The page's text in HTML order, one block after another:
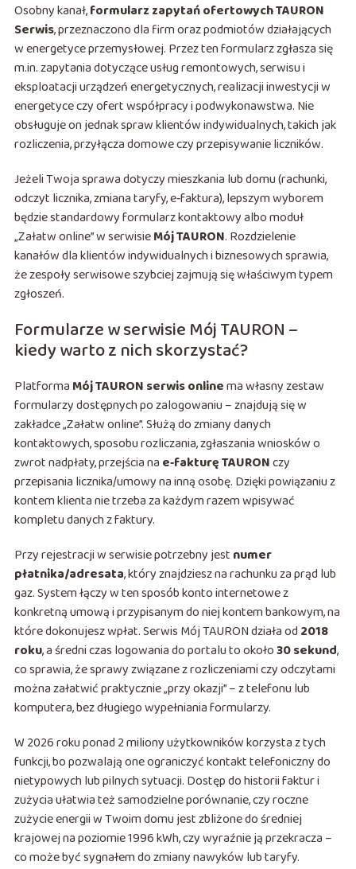
Osobny kanał,formularz zapytań ofertowych TAURON
Serwis, przeznaczono dla firm oraz podmiotów działających
w energetyce przemysłowej. Przez ten formularz zgłasza się
m.in. zapytania dotyczące usług remontowych, serwisu i
eksploatacji urządzeń energetycznych, realizacji inwestycji w
energetyce czy ofert współpracy i podwykonawstwa. Nie
obsługuje on jednak spraw klientów indywidualnych, takich jak
rozliczenia, przyłącza domowe czy przepisywanie liczników.
Jeżeli Twoja sprawa dotyczy mieszkania lub domu (rachunki,
odczyt licznika, zmiana taryfy, e‑faktura), lepszym wyborem
będzie standardowy formularz kontaktowy albo moduł
„Załatw online” w serwisieMój TAURON. Rozdzielenie
kanałów dla klientów indywidualnych i biznesowych sprawia,
że zespoły serwisowe szybciej zajmują się właściwym typem
zgłoszeń.
Formularze w serwisie Mój TAURON –
kiedy warto z nich skorzystać?
Platforma Mój TAURON serwis onlinema własny zestaw
formularzy dostępnych po zalogowaniu – znajdują się w
zakładce „Załatw online”. Służą do zmiany danych
kontaktowych, sposobu rozliczania, zgłaszania wniosków o
zwrot nadpłaty, przejścia na e‑fakturę TAURONczy
przepisania licznika/umowy na inną osobę. Dzięki powiązaniu z
kontem klienta nie trzeba za każdym razem wpisywać
kompletu danych z faktury.
Przy rejestracji w serwisie potrzebny jest numer
płatnika/adresata, który znajdziesz na rachunku za prąd lub
gaz. System łączy w ten sposób konto internetowe z
konkretną umową i przypisanym do niej kontem bankowym, na
które dokonujesz wpłat. Serwis Mój TAURON działa od 2018
roku, a średni czas logowania do portalu to około30 sekund,
co sprawia, że sprawy związane z rozliczeniami czy odczytami
można załatwić praktycznie „przy okazji” – z telefonu lub
komputera, bez długiego wypełniania formularzy.
W 2026 roku ponad 2 miliony użytkowników korzysta z tych
funkcji, bo pozwalają one ograniczyć kontakt telefoniczny do
nietypowych lub pilnych sytuacji. Dostęp do historii faktur i
zużycia ułatwia też samodzielne porównanie, czy roczne
zużycie energii w Twoim domu jest zbliżone do średniej
krajowej na poziomie 1996 kWh, czy wyraźnie ją przekracza –
co może być sygnałem do zmiany nawyków lub taryfy.